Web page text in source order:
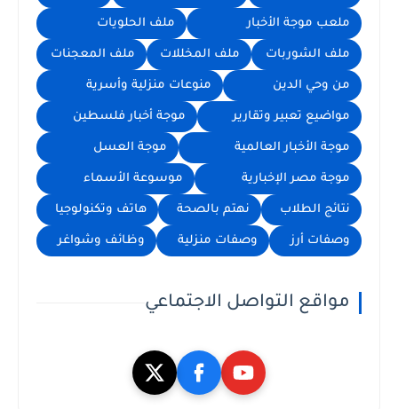
ملعب موجة الأخبار ملف الحلويات
ملف الشوربات ملف المخللات ملف المعجنات
من وحي الدين منوعات منزلية وأسرية
مواضيع تعبير وتقارير موجة أخبار فلسطين
موجة الأخبار العالمية موجة العسل
موجة مصر الإخبارية موسوعة الأسماء
نتائج الطلاب نهتم بالصحة هاتف وتكنولوجيا
وصفات أرز وصفات منزلية وظائف وشواغر
مواقع التواصل الاجتماعي